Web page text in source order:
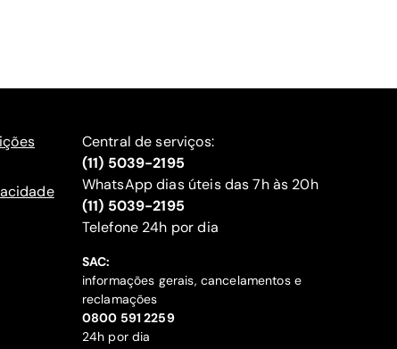
Central de serviços:
(11) 5039-2195
WhatsApp dias úteis das 7h às 20h
(11) 5039-2195
‍Telefone 24h por dia
SAC:
informações gerais, cancelamentos e
reclamações
‍0800 591 2259
24h por dia